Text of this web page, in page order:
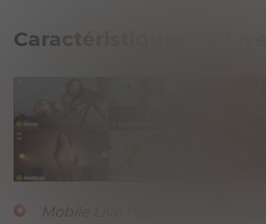
Caractéristiques de
Mobile Live héberge des